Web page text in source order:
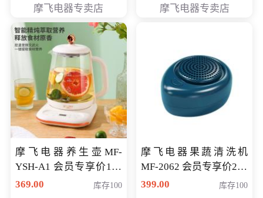
摩飞电器专卖店 摩飞电器专卖店
摩飞电器养生壶MF-
YSH-A1 会员专享价198
元
369.00 库存100
摩飞电器果蔬清洗机
MF-2062 会员专享价268
元
399.00 库存100